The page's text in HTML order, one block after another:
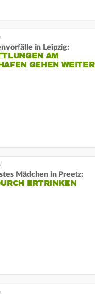
in Leipzig:
AM
GEHEN WEITER
Mädchen in Preetz:
ERTRINKEN